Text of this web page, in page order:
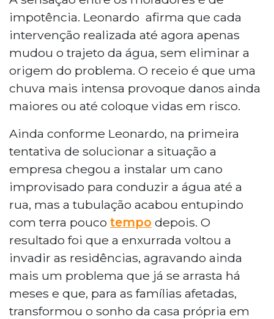
impotência. Leonardo afirma que cada
intervenção realizada até agora apenas
mudou o trajeto da água, sem eliminar a
origem do problema. O receio é que uma
chuva mais intensa provoque danos ainda
maiores ou até coloque vidas em risco.
Ainda conforme Leonardo, na primeira
tentativa de solucionar a situação a
empresa chegou a instalar um cano
improvisado para conduzir a água até a
rua, mas a tubulação acabou entupindo
com terra pouco tempo depois. O
resultado foi que a enxurrada voltou a
invadir as residências, agravando ainda
mais um problema que já se arrasta há
meses e que, para as famílias afetadas,
transformou o sonho da casa própria em